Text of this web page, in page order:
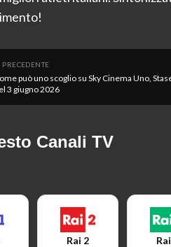
può uno scoglio su Sky Cinema Uno,
3 giugno 2026
Canali TV
Rai 2